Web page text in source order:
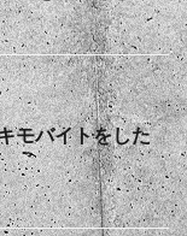
モバイトをした